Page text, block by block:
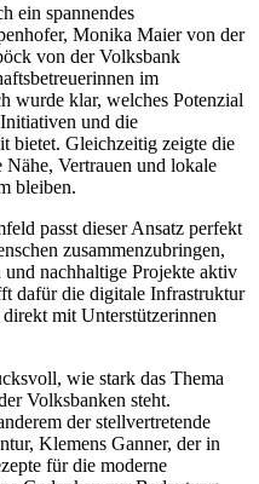
ein spannendes
Monika Maier von der
von der Volksbank
im
wurde klar, welches Potenzial
und die
bietet. Gleichzeitig zeigte die
Vertrauen und lokale
bleiben.
passt dieser Ansatz perfekt
zusammenzubringen,
nachhaltige Projekte aktiv
dafür die digitale Infrastruktur
mit Unterstützerinnen
wie stark das Thema
Volksbanken steht.
der stellvertretende
, Klemens Ganner, der in
für die moderne